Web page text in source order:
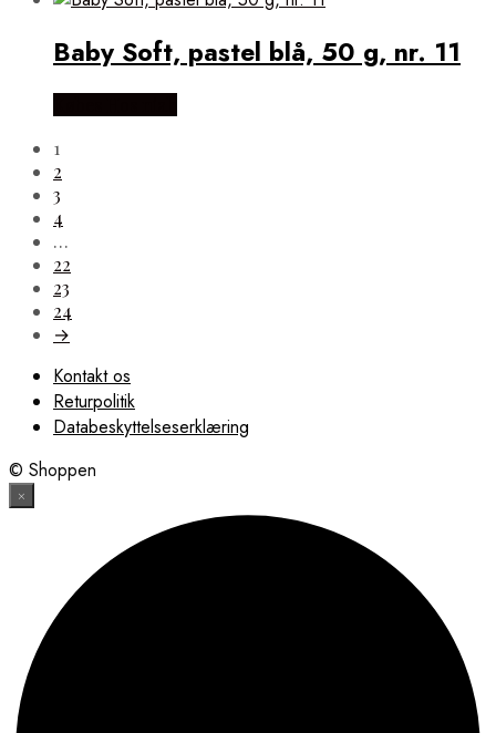
Baby Soft, pastel blå, 50 g, nr. 11
1
2
3
4
…
22
23
24
→
Kontakt os
Returpolitik
Databeskyttelseserklæring
© Shoppen
×